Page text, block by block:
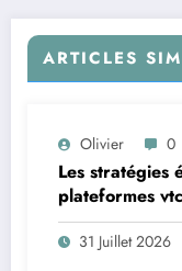
ARTICLES
Olivier 0
Les stratégies
plateformes
31 Juillet 2026